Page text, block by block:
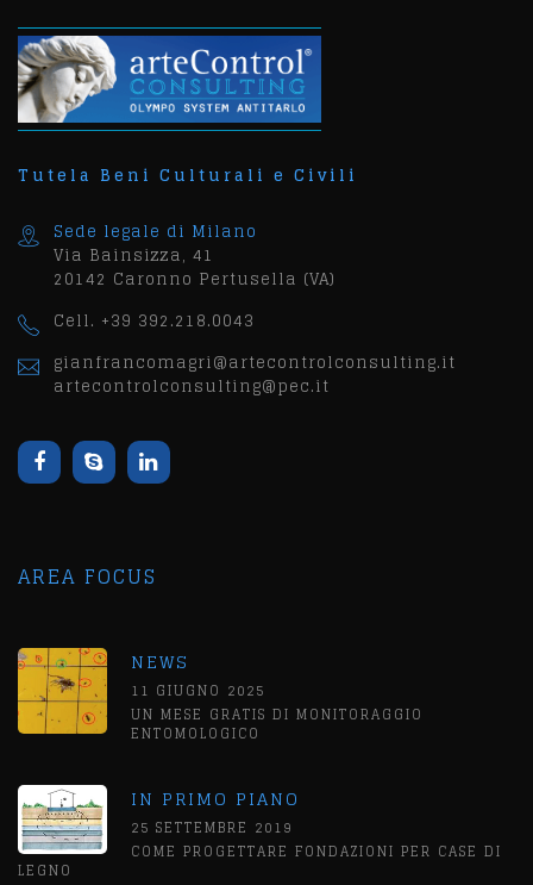
Tutela Beni Culturali e Civili
Sede legale di Milano
Via Bainsizza, 41
20142 Caronno Pertusella (VA)
Cell. +39 392.218.0043
gianfrancomagri@artecontrolconsulting.it
artecontrolconsulting@pec.it
AREA FOCUS
NEWS
11 GIUGNO 2025
UN MESE GRATIS DI MONITORAGGIO
ENTOMOLOGICO
IN PRIMO PIANO
25 SETTEMBRE 2019
COME PROGETTARE FONDAZIONI PER CASE DI
LEGNO